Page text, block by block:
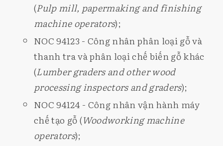
(Pulp mill, papermaking and finishing
machine operators);
NOC 94123 - Công nhân phân loại gỗ và
thanh tra và phân loại chế biến gỗ khác
(Lumber graders and other wood
processing inspectors and graders);
NOC 94124 - Công nhân vận hành máy
chế tạo gỗ (Woodworking machine
operators);